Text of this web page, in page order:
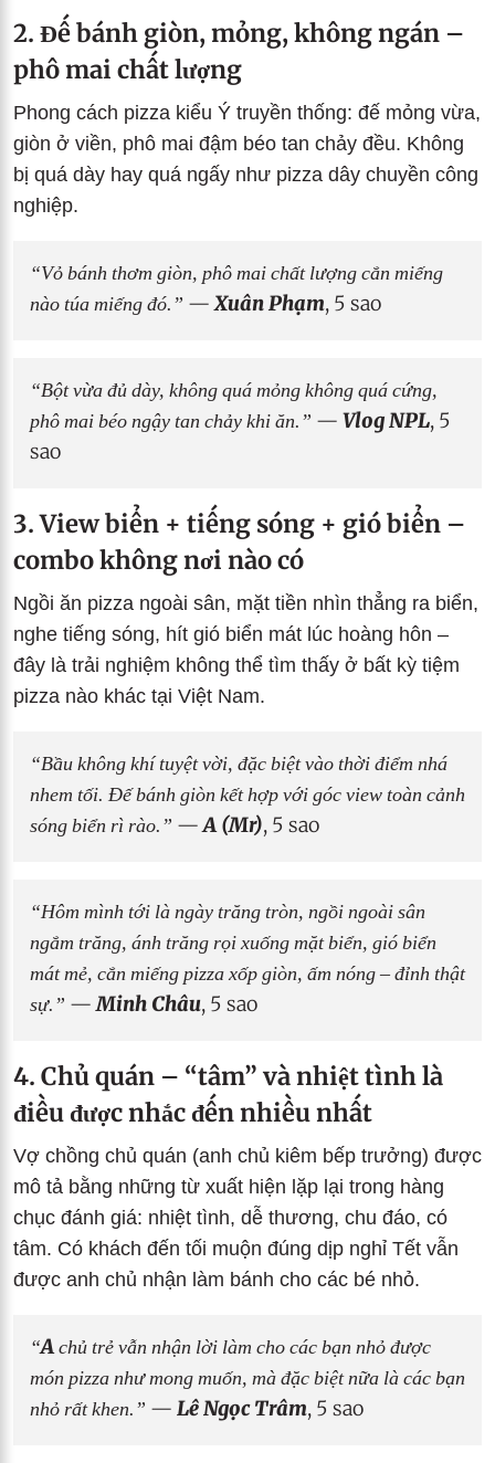
2. Đế bánh giòn, mỏng, không ngán –
phô mai chất lượng
Phong cách pizza kiểu Ý truyền thống: đế mỏng vừa,
giòn ở viền, phô mai đậm béo tan chảy đều. Không
bị quá dày hay quá ngấy như pizza dây chuyền công
nghiệp.
“Vỏ bánh thơm giòn, phô mai chất lượng cắn miếng
nào túa miếng đó.” — Xuân Phạm, 5 sao
“Bột vừa đủ dày, không quá mỏng không quá cứng,
phô mai béo ngậy tan chảy khi ăn.” — Vlog NPL, 5
sao
3. View biển + tiếng sóng + gió biển –
combo không nơi nào có
Ngồi ăn pizza ngoài sân, mặt tiền nhìn thẳng ra biển,
nghe tiếng sóng, hít gió biển mát lúc hoàng hôn –
đây là trải nghiệm không thể tìm thấy ở bất kỳ tiệm
pizza nào khác tại Việt Nam.
“Bầu không khí tuyệt vời, đặc biệt vào thời điểm nhá
nhem tối. Đế bánh giòn kết hợp với góc view toàn cảnh
sóng biển rì rào.” — A (Mr), 5 sao
“Hôm mình tới là ngày trăng tròn, ngồi ngoài sân
ngắm trăng, ánh trăng rọi xuống mặt biển, gió biển
mát mẻ, cắn miếng pizza xốp giòn, ấm nóng – đỉnh thật
sự.” — Minh Châu, 5 sao
4. Chủ quán – “tâm” và nhiệt tình là
điều được nhắc đến nhiều nhất
Vợ chồng chủ quán (anh chủ kiêm bếp trưởng) được
mô tả bằng những từ xuất hiện lặp lại trong hàng
chục đánh giá: nhiệt tình, dễ thương, chu đáo, có
tâm. Có khách đến tối muộn đúng dịp nghỉ Tết vẫn
được anh chủ nhận làm bánh cho các bé nhỏ.
“A chủ trẻ vẫn nhận lời làm cho các bạn nhỏ được
món pizza như mong muốn, mà đặc biệt nữa là các bạn
nhỏ rất khen.” — Lê Ngọc Trâm, 5 sao